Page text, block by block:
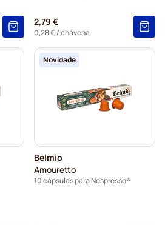
2,79 €
0,28 €/ chávena
Novidade
Belmio
Amouretto
10 cápsulas para Nespresso®